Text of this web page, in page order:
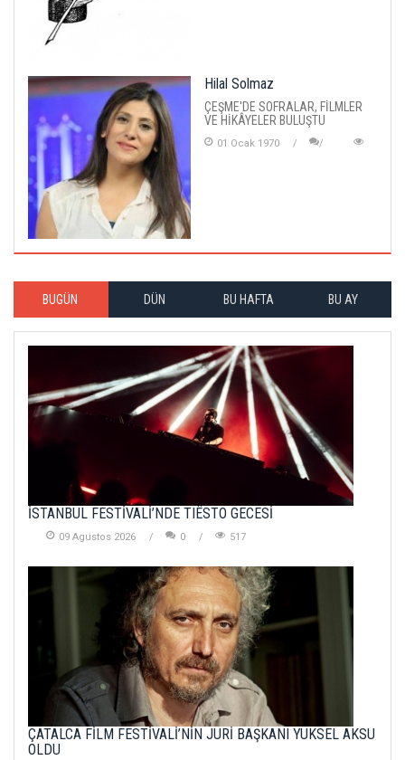
Hilal Solmaz
ÇEŞME'DE SOFRALAR, FİLMLER
VE HİKÂYELER BULUŞTU
01 Ocak 1970
BUGÜN DÜN BU HAFTA BU AY
İSTANBUL FESTİVALİ’NDE TIËSTO GECESİ
09 Agustos 2026 0 517
ÇATALCA FİLM FESTİVALİ’NİN JÜRİ BAŞKANI YÜKSEL AKSU
OLDU